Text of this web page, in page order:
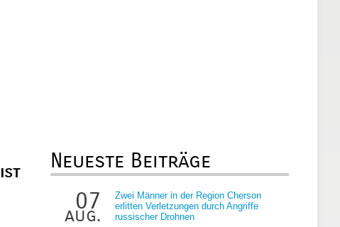
Neueste Beiträge
07
aug.
Zwei Männer in der Region Cherson
erlitten Verletzungen durch Angriffe
russischer Drohnen